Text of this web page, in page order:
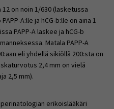
on noin 1/630 (lasketussa
A:lle ja hCG-b:lle on aina 1
PAPP-A laskee ja hCG-b
Matala PAPP-A
eli yhdellä sikiöllä 200:sta on
2,4 mm on vielä
2,5 mm).
erikoislääkäri